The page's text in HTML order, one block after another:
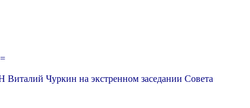
Чуркин на экстренном заседании Совета